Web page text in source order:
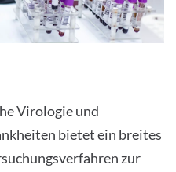
Virologie und
bietet ein breites
zur